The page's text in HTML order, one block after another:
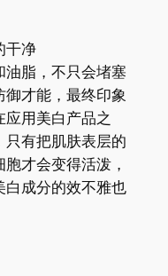
干净
油脂，不只会堵塞
才能，最终印象
应用美白产品之
有把肌肤表层的
才会变得活泼，
白成分的效不雅也